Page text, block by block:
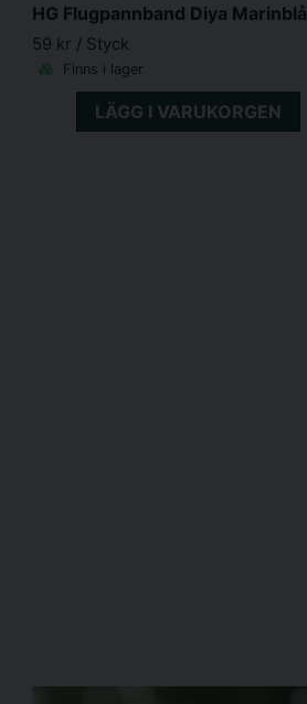
HG Flugpannband Diya Marinblå
59 kr / Styck
Finns i lager
LÄGG I VARUKORGEN